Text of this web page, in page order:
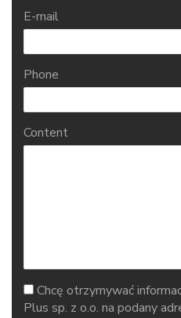
E-mail
Phone
Content
Chcę otrzymywać
Plus sp. z o.o. na podany